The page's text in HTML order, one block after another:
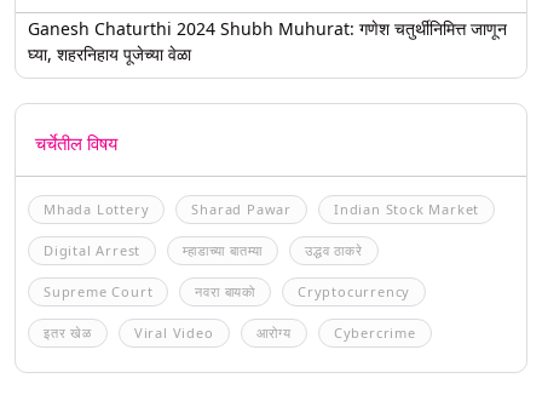
Ganesh Chaturthi 2024 Shubh Muhurat: गणेश चतुर्थीनिमित्त जाणून
घ्या, शहरनिहाय पूजेच्या वेळा
चर्चेतील विषय
Mhada Lottery Sharad Pawar Indian Stock Market
Digital Arrest म्हाडाच्या बातम्या उद्धव ठाकरे
Supreme Court नवरा बायको Cryptocurrency
इतर खेळ Viral Video आरोग्य Cybercrime